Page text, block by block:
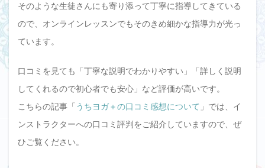
そのような生徒さんにも寄り添って丁寧に指導してきている
ので、オンラインレッスンでもそのきめ細かな指導力が光っ
ています。
口コミを見ても「丁寧な説明でわかりやすい」「詳しく説明
してくれるので初心者でも安心」など評価が高いです。
こちらの記事「うちヨガ＋の口コミ感想について 」では、イ
ンストラクターへの口コミ評判をご紹介していますので、ぜ
ひご覧ください。